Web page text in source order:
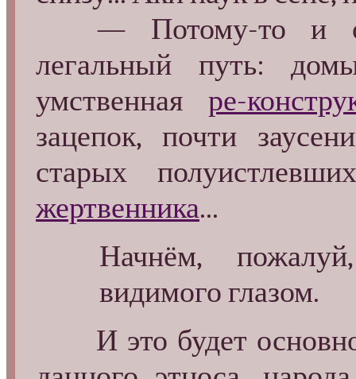
— Потому-то и
легальный путь:
умственнаяре-
зацепок, почти
старых
жертвенника...
Начнём,
видимого глазом.
И это будет